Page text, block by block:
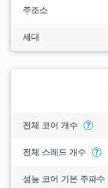
주조소
세대
전체 코어 개수 ?
전체 스레드 개수 ?
성능 코어 기본 주파수